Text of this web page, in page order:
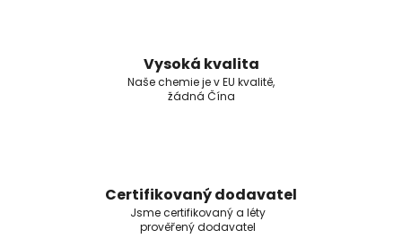
Vysoká kvalita
Naše chemie je v EU kvalitě,
žádná Čína
Certifikovaný dodavatel
Jsme certifikovaný a léty
prověřený dodavatel